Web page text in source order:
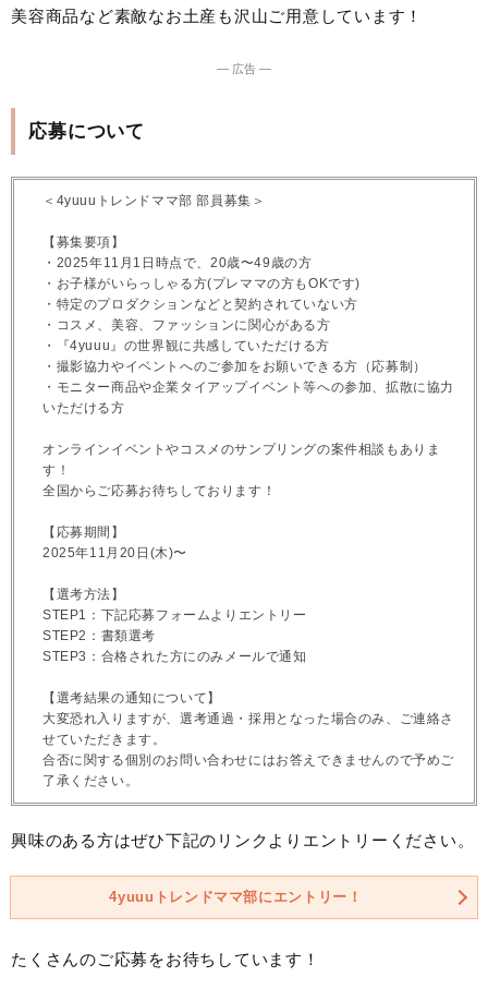
美容商品など素敵なお土産も沢山ご用意しています！
― 広告 ―
応募について
＜4yuuuトレンドママ部 部員募集＞
【募集要項】
・2025年11月1日時点で、20歳〜49歳の方
・お子様がいらっしゃる方(プレママの方もOKです)
・特定のプロダクションなどと契約されていない方
・コスメ、美容、ファッションに関心がある方
・『4yuuu』の世界観に共感していただける方
・撮影協力やイベントへのご参加をお願いできる方（応募制）
・モニター商品や企業タイアップイベント等への参加、拡散に協力
いただける方
オンラインイベントやコスメのサンプリングの案件相談もありま
す！
全国からご応募お待ちしております！
【応募期間】
2025年11月20日(木)〜
【選考方法】
STEP1：下記応募フォームよりエントリー
STEP2：書類選考
STEP3：合格された方にのみメールで通知
【選考結果の通知について】
大変恐れ入りますが、選考通過・採用となった場合のみ、ご連絡さ
せていただきます。
合否に関する個別のお問い合わせにはお答えできませんので予めご
了承ください。
興味のある方はぜひ下記のリンクよりエントリーください。
4yuuuトレンドママ部にエントリー！
たくさんのご応募をお待ちしています！